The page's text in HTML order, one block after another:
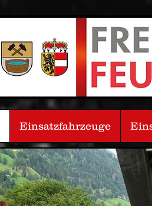
Einsatzfahrzeuge